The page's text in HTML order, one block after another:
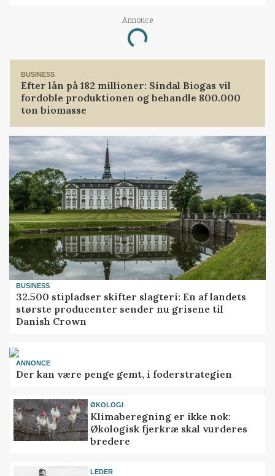
Annonce
Loading...
BUSINESS
Efter lån på 182 millioner: Sindal Biogas vil
fordoble produktionen og behandle 800.000
ton biomasse
BUSINESS
32.500 stipladser skifter slagteri: En af landets
største producenter sender nu grisene til
Danish Crown
ANNONCE
Der kan være penge gemt, i foderstrategien
ØKOLOGI
Klimaberegning er ikke nok:
Økologisk fjerkræ skal vurderes
bredere
LEDER